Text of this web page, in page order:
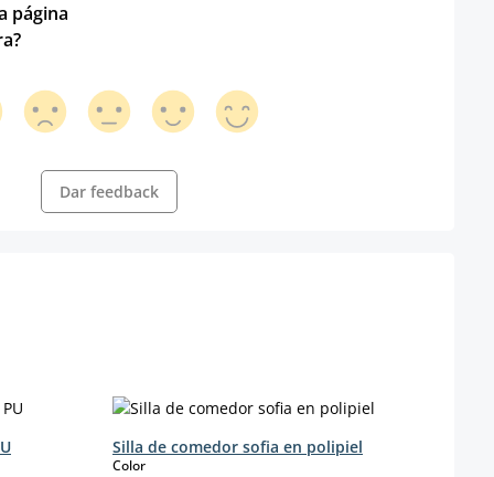
página
Dar feedback
Silla de comedor sofia en polipiel
Colorselect